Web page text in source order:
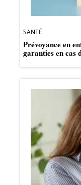
SANTÉ
Prévoyance en
garanties en cas